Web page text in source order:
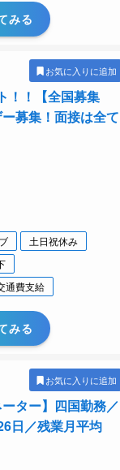
みる
お気に入りに追加
！！【全国募集
募集！面接は全て
土日祝休み
通費支給
みる
お気に入りに追加
ター】四国勤務／
日／残業月平均